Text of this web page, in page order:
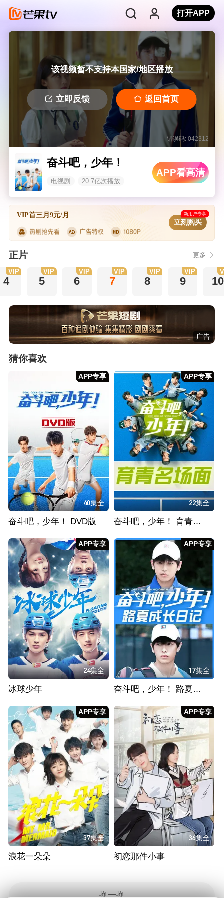
打开APP
该视频暂不支持本国家/地区播放
立即反馈 返回首页
错误码: 042312
奋斗吧，少年！
电视剧 20.7亿次播放
APP看高清
VIP首三月9元/月 新用户专享
立刻购买
正片 更多
4
VIP
5
VIP
6
VIP
7
VIP
8
VIP
9
VIP
10
广告
猜你喜欢
APP专享
40集全
奋斗吧，少年！ DVD版
APP专享
22集全
奋斗吧，少年！ 育青名场面
APP专享
24集全
冰球少年
APP专享
17集全
奋斗吧，少年！ 路夏成长日记
APP专享
37集全
浪花一朵朵
APP专享
36集全
初恋那件小事
换一换